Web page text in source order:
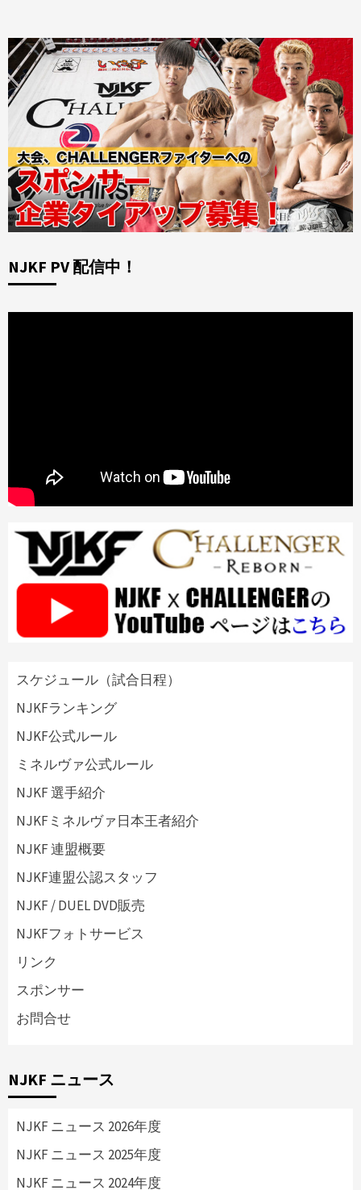
NJKF PV 配信中！
スケジュール（試合日程）
NJKFランキング
NJKF公式ルール
ミネルヴァ公式ルール
NJKF 選手紹介
NJKFミネルヴァ日本王者紹介
NJKF 連盟概要
NJKF連盟公認スタッフ
NJKF / DUEL DVD販売
NJKFフォトサービス
リンク
スポンサー
お問合せ
NJKF ニュース
NJKF ニュース 2026年度
NJKF ニュース 2025年度
NJKF ニュース 2024年度